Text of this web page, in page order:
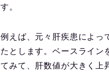
す。
例えば、元々肝疾患によっ
たとします。ベースライン
てみて、肝数値が大きく上